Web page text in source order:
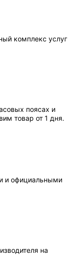
комплекс услуг
поясах и
товар от 1 дня.
и официальными
на